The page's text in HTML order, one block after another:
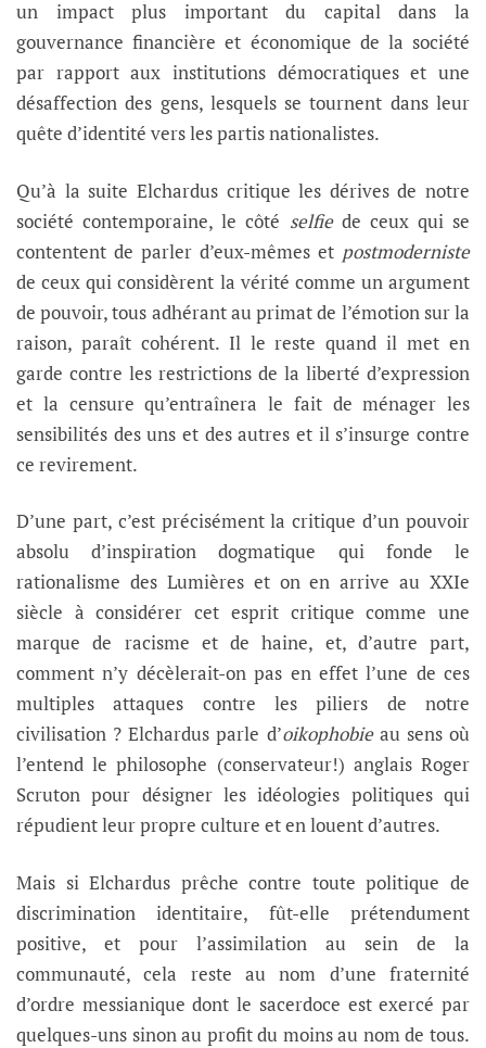
un impact plus important du capital dans la
gouvernance financière et économique de la société
par rapport aux institutions démocratiques et une
désaffection des gens, lesquels se tournent dans leur
quête d’identité vers les partis nationalistes.
Qu’à la suite Elchardus critique les dérives de notre
société contemporaine, le côté selfiede ceux qui se
contentent de parler d’eux-mêmes et postmoderniste
de ceux qui considèrent la vérité comme un argument
de pouvoir, tous adhérant au primat de l’émotion sur la
raison, paraît cohérent. Il le reste quand il met en
garde contre les restrictions de la liberté d’expression
et la censure qu’entraînera le fait de ménager les
sensibilités des uns et des autres et il s’insurge contre
ce revirement.
D’une part, c’est précisément la critique d’un pouvoir
absolu d’inspiration dogmatique qui fonde le
rationalisme des Lumières et on en arrive au XXIe
siècle à considérer cet esprit critique comme une
marque de racisme et de haine, et, d’autre part,
comment n’y décèlerait-on pas en effet l’une de ces
multiples attaques contre les piliers de notre
civilisation ? Elchardus parle d’oikophobieau sens où
l’entend le philosophe (conservateur!) anglais Roger
Scruton pour désigner les idéologies politiques qui
répudient leur propre culture et en louent d’autres.
Mais si Elchardus prêche contre toute politique de
discrimination identitaire, fût-elle prétendument
positive, et pour l’assimilation au sein de la
communauté, cela reste au nom d’une fraternité
d’ordre messianique dont le sacerdoce est exercé par
quelques-uns sinon au profit du moins au nom de tous.